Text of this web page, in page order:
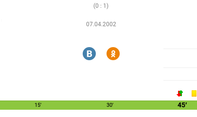
(0 : 1)
07.04.2002
R Y
15′ 30′ 45′